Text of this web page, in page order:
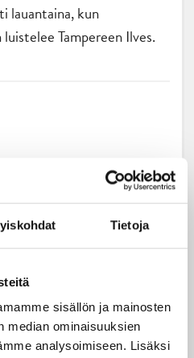
Tietoja
sisällön ja mainosten
median ominaisuuksien
analysoimiseen. Lisäksi
lauantaina, kun
Tampereen Ilves.
2026–2027 on nimetty